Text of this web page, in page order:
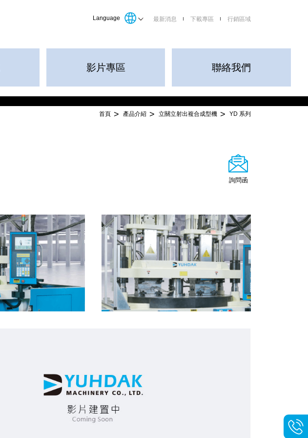
Language 最新消息 下載專區 行銷區域
影片專區 聯絡我們
首頁 產品介紹 立關立射出複合成型機 YD 系列
詢問函